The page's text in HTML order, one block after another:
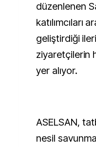
düzenlenen
katılımcıları
geliştirdiği
ziyaretçilerin
yer alıyor.
ASELSAN,
nesil